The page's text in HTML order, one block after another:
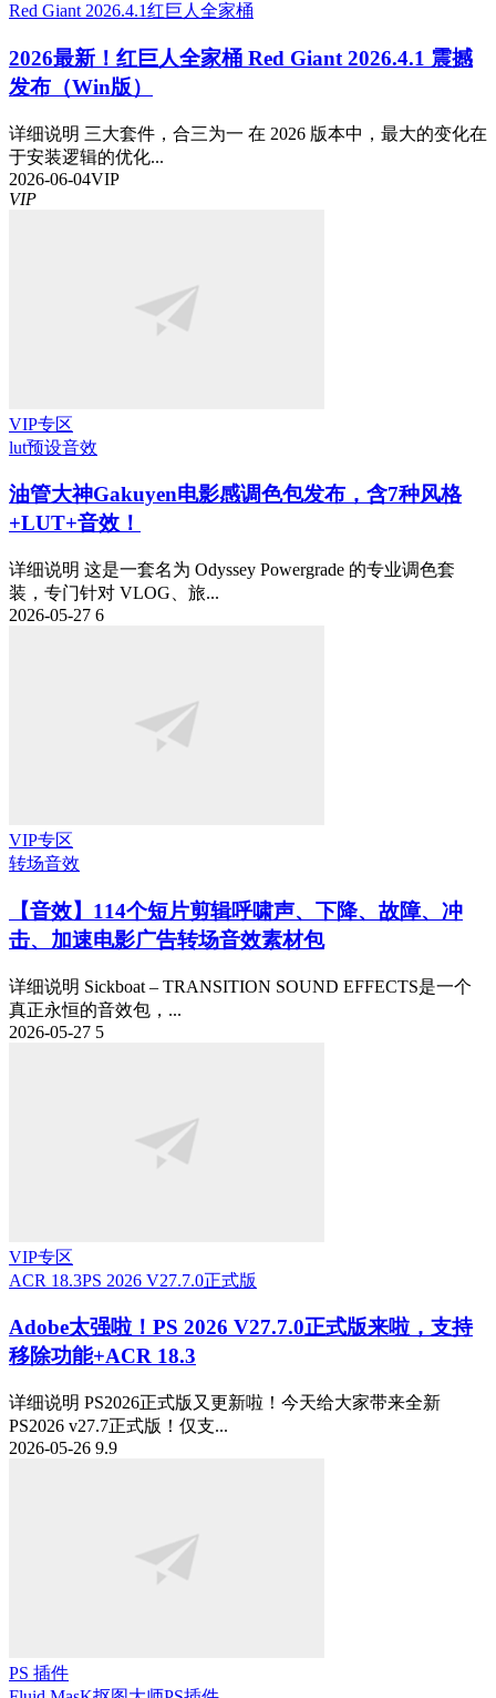
Red Giant 2026.4.1红巨人全家桶
2026最新！红巨人全家桶 Red Giant 2026.4.1 震撼
发布（Win版）
详细说明 三大套件，合三为一 在 2026 版本中，最大的变化在
于安装逻辑的优化...
2026-06-04VIP
VIP
VIP专区
lut预设音效
油管大神Gakuyen电影感调色包发布，含7种风格
+LUT+音效！
详细说明 这是一套名为 Odyssey Powergrade 的专业调色套
装，专门针对 VLOG、旅...
2026-05-27 6
VIP专区
转场音效
【音效】114个短片剪辑呼啸声、下降、故障、冲
击、加速电影广告转场音效素材包
详细说明 Sickboat – TRANSITION SOUND EFFECTS是一个
真正永恒的音效包，...
2026-05-27 5
VIP专区
ACR 18.3PS 2026 V27.7.0正式版
Adobe太强啦！PS 2026 V27.7.0正式版来啦，支持
移除功能+ACR 18.3
详细说明 PS2026正式版又更新啦！今天给大家带来全新
PS2026 v27.7正式版！仅支...
2026-05-26 9.9
PS 插件